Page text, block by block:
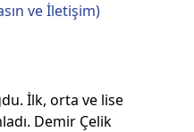
ve İletişim)
İlk, orta ve lise
Demir Çelik